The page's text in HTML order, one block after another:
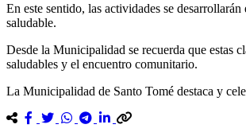
En este sentido, las actividades se
saludable.
Desde la Municipalidad se recuerda que estas
saludables y el encuentro comunitario.
La Municipalidad de Santo Tomé destaca y